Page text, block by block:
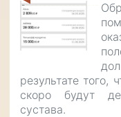
результате того,
скоро будут
сустава.